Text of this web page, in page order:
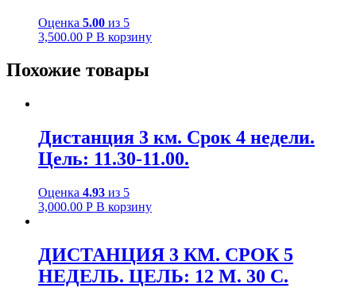
Оценка 5.00 из 5
3,500.00 Р В корзину
Похожие товары
Дистанция 3 км. Срок 4 недели.
Цель: 11.30-11.00.
Оценка 4.93 из 5
3,000.00 Р В корзину
ДИСТАНЦИЯ 3 КМ. СРОК 5
НЕДЕЛЬ. ЦЕЛЬ: 12 М. 30 С.